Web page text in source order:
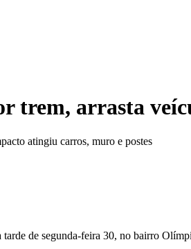
trem, arrasta
atingiu carros, muro e postes
de segunda-feira 30, no bairro